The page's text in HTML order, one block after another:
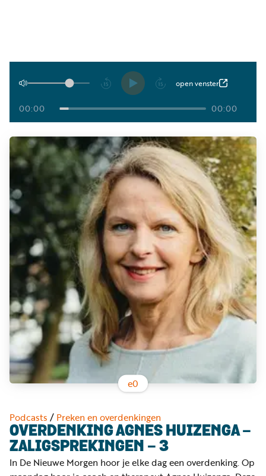
Afspelen open venster
00:00 00:00
e0
Podcasts / Preken en overdenkingen
OVERDENKING AGNES HUIZENGA -
ZALIGSPREKINGEN - 3
In De Nieuwe Morgen hoor je elke dag een overdenking. Op
Podcasts
Muziek
Artikelen
Kanalen
Steun
onze
missie
Info
Word
vriend
Businessclub
Adverteren
Winkel
Privacy
reglement
Algemene
voorwaarden